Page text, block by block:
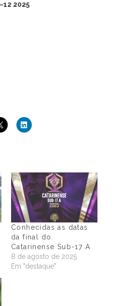
12 2025
Conhecidas as datas
da final do
Catarinense Sub-17 A
8 de agosto de 2025
Em "destaque"